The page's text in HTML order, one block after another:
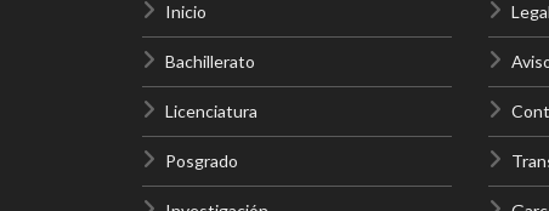
Inicio
Bachillerato
Licenciatura
Posgrado
Legal